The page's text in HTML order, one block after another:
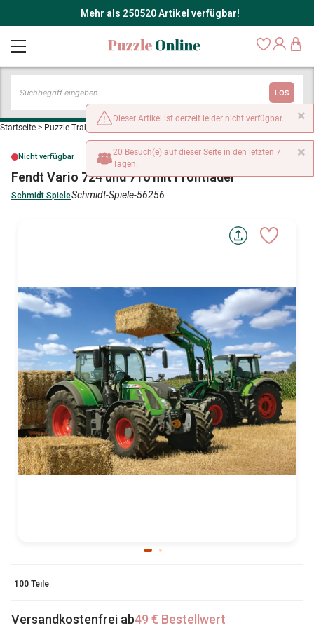
Mehr als 250520 Artikel verfügbar!
LOS
Startseite > Puzzle Traktoren >
Nicht verfügbar
Fendt Vario 724 und 716 mit Frontlader
Schmidt SpieleSchmidt-Spiele-56256
100 Teile
Versandkostenfrei ab49 € Bestellwert
×
Dieser Artikel ist derzeit leider nicht verfügbar.
×
20 Besuch(e) auf dieser Seite in den letzten 7
Tagen.